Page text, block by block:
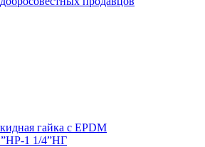
гайка с EPDM
1 1/4”НГ